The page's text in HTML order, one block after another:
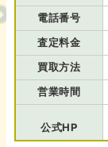
電話番号
査定料金
買取方法
営業時間
公式HP